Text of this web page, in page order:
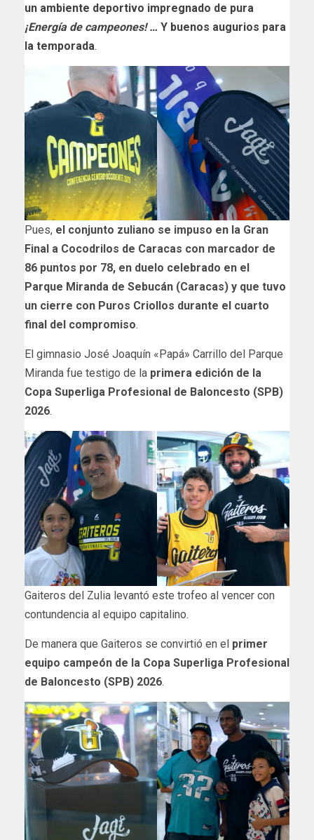
un ambiente deportivo impregnado de pura
¡Energía de campeones! … Y buenos augurios para
la temporada.
Pues, el conjunto zuliano se impuso en la Gran
Final a Cocodrilos de Caracas con marcador de
86 puntos por 78, en duelo celebrado en el
Parque Miranda de Sebucán (Caracas) y que tuvo
un cierre con Puros Criollos durante el cuarto
final del compromiso.
El gimnasio José Joaquín «Papá» Carrillo del Parque
Miranda fue testigo de la primera edición de la
Copa Superliga Profesional de Baloncesto (SPB)
2026.
Gaiteros del Zulia levantó este trofeo al vencer con
contundencia al equipo capitalino.
De manera que Gaiteros se convirtió en el primer
equipo campeón de la Copa Superliga Profesional
de Baloncesto (SPB) 2026.